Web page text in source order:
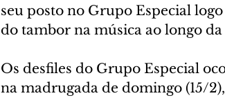
seu posto no Grupo Especial
do tambor na música ao longo
Os desfiles do Grupo Especial
na madrugada de domingo (15/